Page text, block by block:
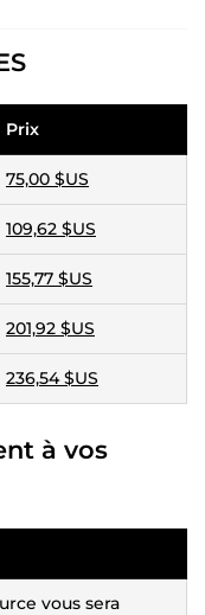
Prix
75,00 $US
109,62 $US
155,77 $US
201,92 $US
236,54 $US
à vos
vous sera